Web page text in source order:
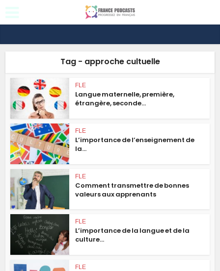
Tag - approche cultuelle
FLE
Langue maternelle, première,
étrangère, seconde...
FLE
L’importance de l’enseignement de
la...
FLE
Comment transmettre de bonnes
valeurs aux apprenants
FLE
L’importance de la langue et de la
culture...
FLE